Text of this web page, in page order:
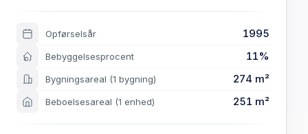
Opførselsår 1995
Bebyggelsesprocent 11%
Bygningsareal (1 bygning) 274 m²
Beboelsesareal (1 enhed) 251 m²